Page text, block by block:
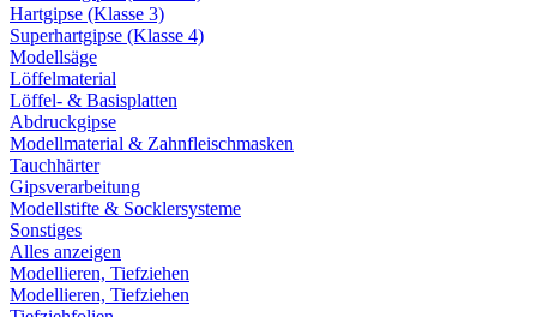
Hartgipse (Klasse 3)
Superhartgipse (Klasse 4)
Modellsäge
Löffelmaterial
Löffel- & Basisplatten
Abdruckgipse
Modellmaterial & Zahnfleischmasken
Tauchhärter
Gipsverarbeitung
Modellstifte & Socklersysteme
Sonstiges
Alles anzeigen
Modellieren, Tiefziehen
Modellieren, Tiefziehen